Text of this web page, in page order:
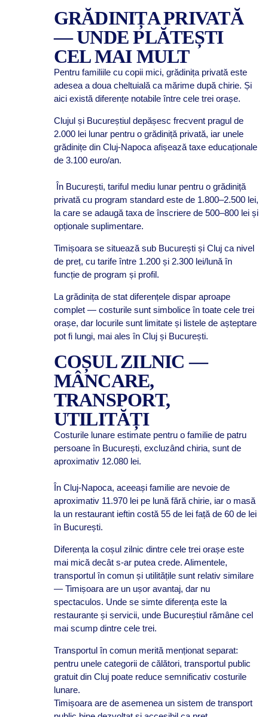
GRĂDINIȚA PRIVATĂ
— UNDE PLĂTEȘTI
CEL MAI MULT
Pentru familiile cu copii mici, grădinița privată este
adesea a doua cheltuială ca mărime după chirie. Și
aici există diferențe notabile între cele trei orașe.
Clujul și Bucureștiul depășesc frecvent pragul de
2.000 lei lunar pentru o grădiniță privată, iar unele
grădinițe din Cluj-Napoca afișează taxe educaționale
de 3.100 euro/an.
În București, tariful mediu lunar pentru o grădiniță
privată cu program standard este de 1.800–2.500 lei,
la care se adaugă taxa de înscriere de 500–800 lei și
opționale suplimentare.
Timișoara se situează sub București și Cluj ca nivel
de preț, cu tarife între 1.200 și 2.300 lei/lună în
funcție de program și profil.
La grădinița de stat diferențele dispar aproape
complet — costurile sunt simbolice în toate cele trei
orașe, dar locurile sunt limitate și listele de așteptare
pot fi lungi, mai ales în Cluj și București.
COȘUL ZILNIC —
MÂNCARE,
TRANSPORT,
UTILITĂȚI
Costurile lunare estimate pentru o familie de patru
persoane în București, excluzând chiria, sunt de
aproximativ 12.080 lei.
În Cluj-Napoca, aceeași familie are nevoie de
aproximativ 11.970 lei pe lună fără chirie, iar o masă
la un restaurant ieftin costă 55 de lei față de 60 de lei
în București.
Diferența la coșul zilnic dintre cele trei orașe este
mai mică decât s-ar putea crede. Alimentele,
transportul în comun și utilitățile sunt relativ similare
— Timișoara are un ușor avantaj, dar nu
spectaculos. Unde se simte diferența este la
restaurante și servicii, unde Bucureștiul rămâne cel
mai scump dintre cele trei.
Transportul în comun merită menționat separat:
pentru unele categorii de călători, transportul public
gratuit din Cluj poate reduce semnificativ costurile
lunare.
Timișoara are de asemenea un sistem de transport